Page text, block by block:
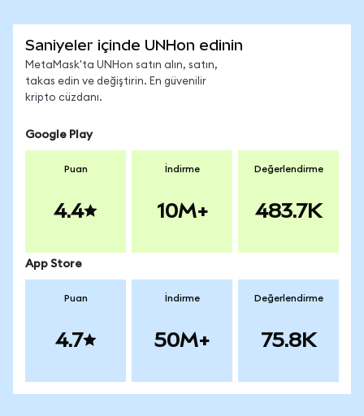
Saniyeler içinde UNHon edinin
MetaMask'ta UNHon satın alın, satın,
takas edin ve değiştirin. En güvenilir
kripto cüzdanı.
Google Play
Puan
4.4
İndirme
10M+
Değerlendirme
483.7K
App Store
Puan
4.7
İndirme
50M+
Değerlendirme
75.8K